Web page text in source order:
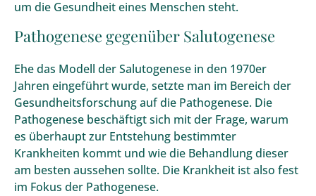
um die Gesundheit eines Menschen steht.
Pathogenese gegenüber Salutogenese
Ehe das Modell der Salutogenese in den 1970er
Jahren eingeführt wurde, setzte man im Bereich der
Gesundheitsforschung auf die Pathogenese. Die
Pathogenese beschäftigt sich mit der Frage, warum
es überhaupt zur Entstehung bestimmter
Krankheiten kommt und wie die Behandlung dieser
am besten aussehen sollte. Die Krankheit ist also fest
im Fokus der Pathogenese.